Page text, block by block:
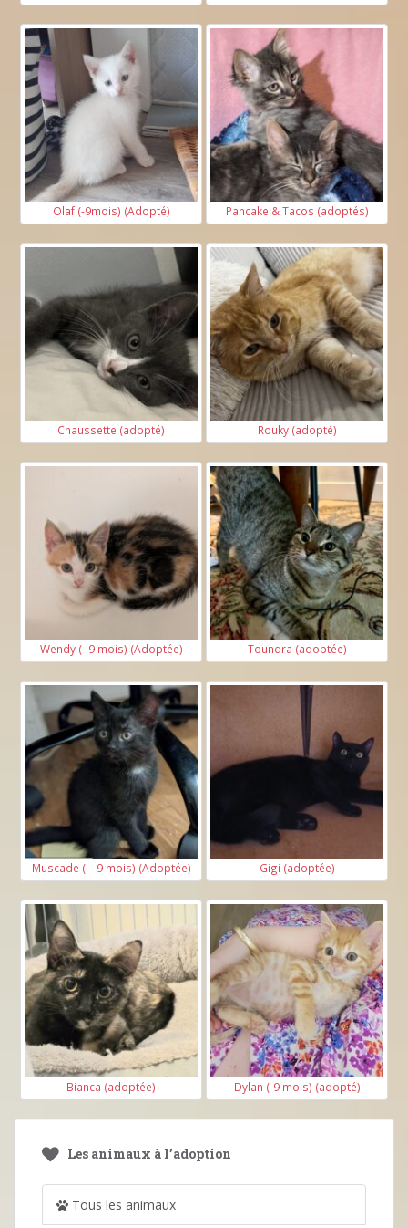
Olaf (-9mois) (Adopté) Pancake & Tacos (adoptés)
Chaussette (adopté) Rouky (adopté)
Wendy (- 9 mois) (Adoptée) Toundra (adoptée)
Muscade ( – 9 mois) (Adoptée) Gigi (adoptée)
Bianca (adoptée) Dylan (-9 mois) (adopté)
Les animaux à l’adoption
Tous les animaux